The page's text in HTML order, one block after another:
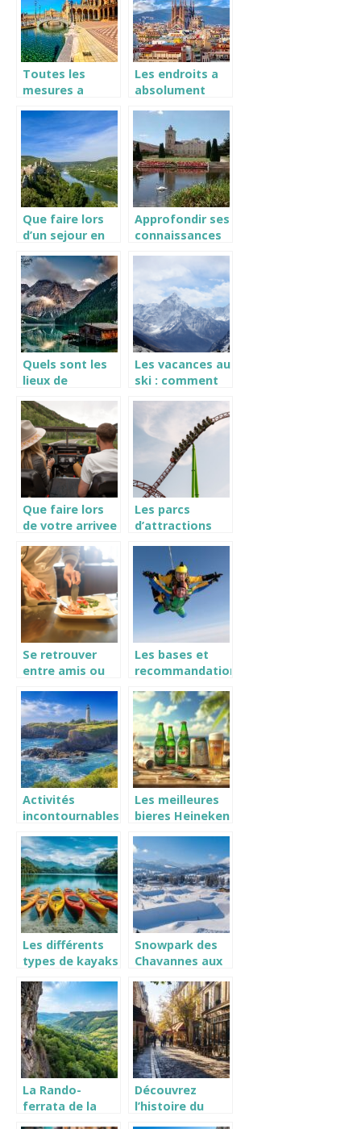
Toutes les
mesures a
voyager a
Seville
Les endroits a
absolument
Barcelone
Que faire lors
d’un sejour en
Approfondir ses
connaissances
s’offrant un
séjour au coeur
d’un domaine
prestigieux.
Quels sont les
lieux de
pour un séjour
au Lac de Gaube
?
Les vacances au
ski : comment
sejour ?
Que faire lors
de votre arrivee
Les parcs
d’attractions
en Hauts-de-
France
Se retrouver
entre amis ou
restaurant
choisir ?
Les bases et
recommandations
avant de sauter
en parachute
Activités
incontournables
l’île d’Yeu
Les meilleures
bieres Heineken
a deguster cet
ete
Les différents
types de kayaks
sit-on-top, idéal
pour les
débutants et le
bronzage
Snowpark des
Chavannes aux
Snowpark shop
: quel matériel
de protection
privilégier pour
le freestyle ?
La Rando-
ferrata de la
Découvrez
l’histoire du